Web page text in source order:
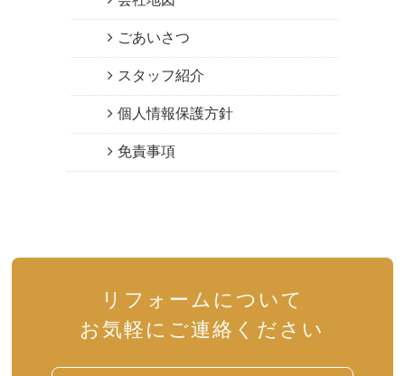
ごあいさつ
スタッフ紹介
個人情報保護方針
免責事項
リフォームについて
お気軽にご連絡ください